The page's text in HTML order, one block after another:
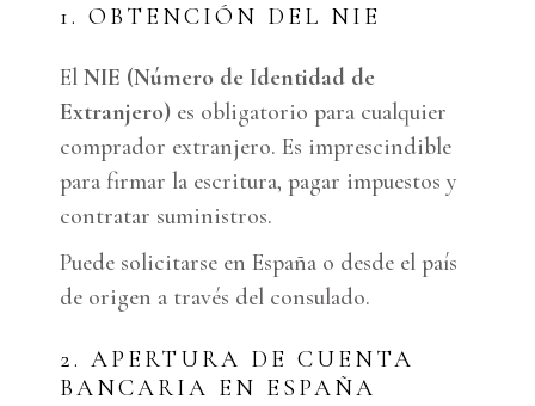
1. OBTENCIÓN DEL NIE
ElNIE (Número de Identidad de
Extranjero) es obligatorio para cualquier
comprador extranjero. Es imprescindible
para firmar la escritura, pagar impuestos y
contratar suministros.
Puede solicitarse en España o desde el país
de origen a través del consulado.
2. APERTURA DE CUENTA
BANCARIA EN ESPAÑA